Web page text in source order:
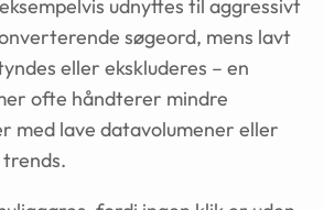
udnyttes til aggressivt
søgeord, mens lavt
eller ekskluderes – en
ofte håndterer mindre
med lave datavolumener eller